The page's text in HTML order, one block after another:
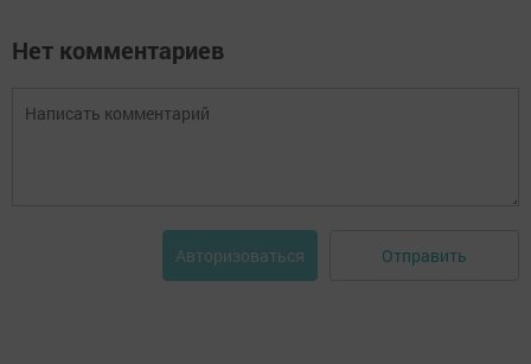
Нет комментариев
Авторизоваться Отправить